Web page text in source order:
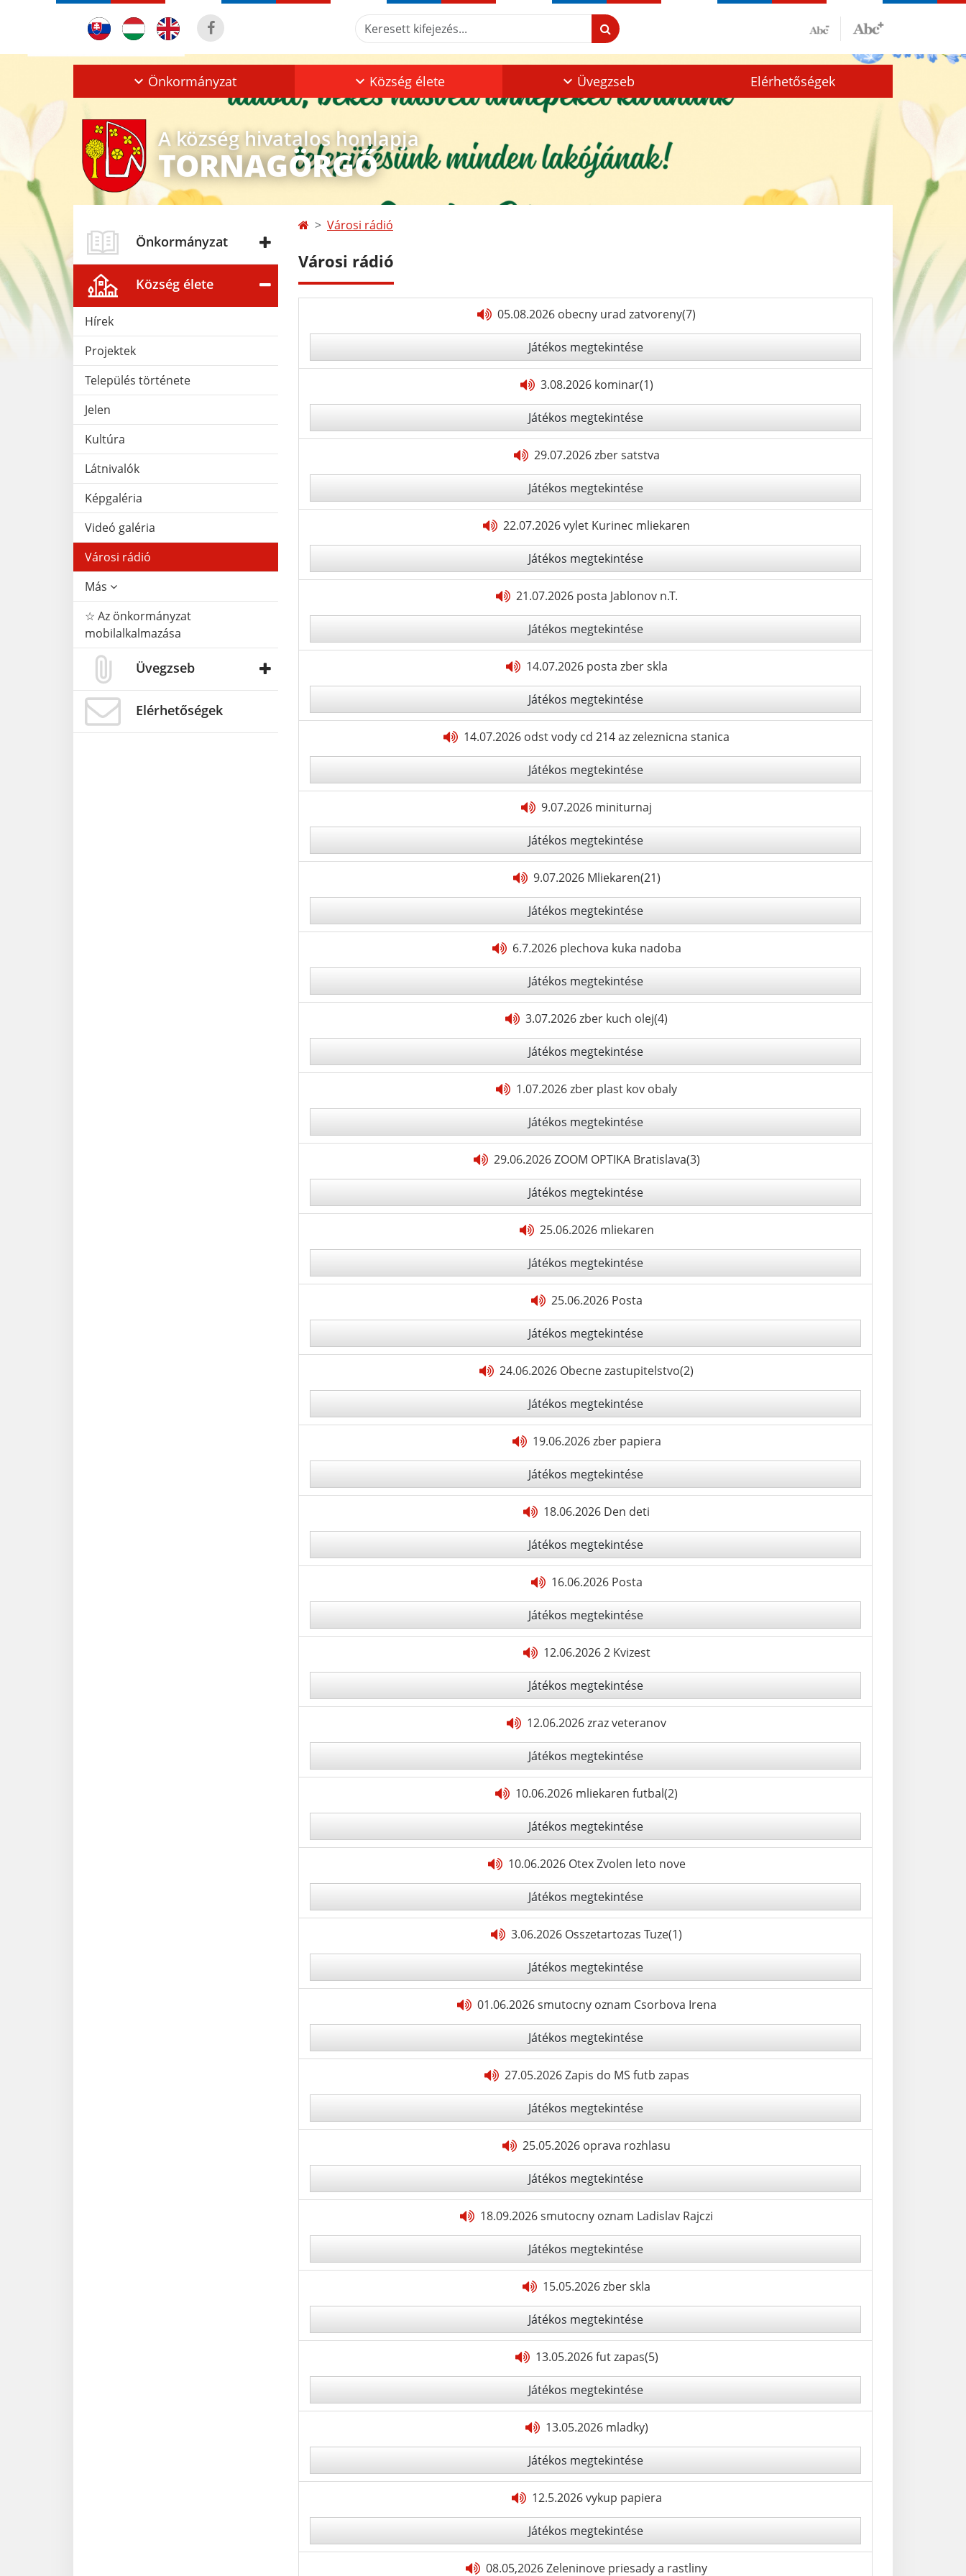
Keresett kifejezés...
Önkormányzat Község élete Üvegzseb Elérhetőségek
A község hivatalos honlapja
TORNAGÖRGŐ
Önkormányzat
Község élete
Hírek
Projektek
Település története
Jelen
Kultúra
Látnivalók
Képgaléria
Videó galéria
Városi rádió
Más
☆ Az önkormányzat
mobilalkalmazása
Üvegzseb
Elérhetőségek
Városi rádió
Városi rádió
05.08.2026 obecny urad zatvoreny(7)
Játékos megtekintése
3.08.2026 kominar(1)
Játékos megtekintése
29.07.2026 zber satstva
Játékos megtekintése
22.07.2026 vylet Kurinec mliekaren
Játékos megtekintése
21.07.2026 posta Jablonov n.T.
Játékos megtekintése
14.07.2026 posta zber skla
Játékos megtekintése
14.07.2026 odst vody cd 214 az zeleznicna stanica
Játékos megtekintése
9.07.2026 miniturnaj
Játékos megtekintése
9.07.2026 Mliekaren(21)
Játékos megtekintése
6.7.2026 plechova kuka nadoba
Játékos megtekintése
3.07.2026 zber kuch olej(4)
Játékos megtekintése
1.07.2026 zber plast kov obaly
Játékos megtekintése
29.06.2026 ZOOM OPTIKA Bratislava(3)
Játékos megtekintése
25.06.2026 mliekaren
Játékos megtekintése
25.06.2026 Posta
Játékos megtekintése
24.06.2026 Obecne zastupitelstvo(2)
Játékos megtekintése
19.06.2026 zber papiera
Játékos megtekintése
18.06.2026 Den deti
Játékos megtekintése
16.06.2026 Posta
Játékos megtekintése
12.06.2026 2 Kvizest
Játékos megtekintése
12.06.2026 zraz veteranov
Játékos megtekintése
10.06.2026 mliekaren futbal(2)
Játékos megtekintése
10.06.2026 Otex Zvolen leto nove
Játékos megtekintése
3.06.2026 Osszetartozas Tuze(1)
Játékos megtekintése
01.06.2026 smutocny oznam Csorbova Irena
Játékos megtekintése
27.05.2026 Zapis do MS futb zapas
Játékos megtekintése
25.05.2026 oprava rozhlasu
Játékos megtekintése
18.09.2026 smutocny oznam Ladislav Rajczi
Játékos megtekintése
15.05.2026 zber skla
Játékos megtekintése
13.05.2026 fut zapas(5)
Játékos megtekintése
13.05.2026 mladky)
Játékos megtekintése
12.5.2026 vykup papiera
Játékos megtekintése
08.05,2026 Zeleninove priesady a rastliny